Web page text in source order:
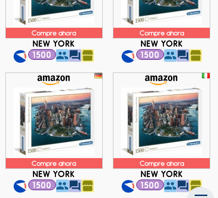
Compre ahora
NEW YORK
1500
Compre ahora
NEW YORK
1500
Compre ahora
NEW YORK
1500
Compre ahora
NEW YORK
1500